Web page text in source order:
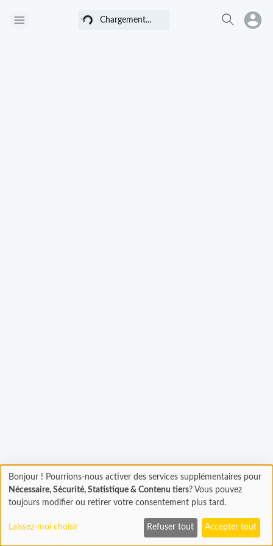
Chargement... Chargement...
Chargement
En cours...
Bonjour ! Pourrions-nous activer des services supplémentaires pour
Nécessaire, Sécurité, Statistique & Contenu tiers? Vous pouvez
toujours modifier ou retirer votre consentement plus tard.
Laissez-moi choisir Refuser tout Accepter tout